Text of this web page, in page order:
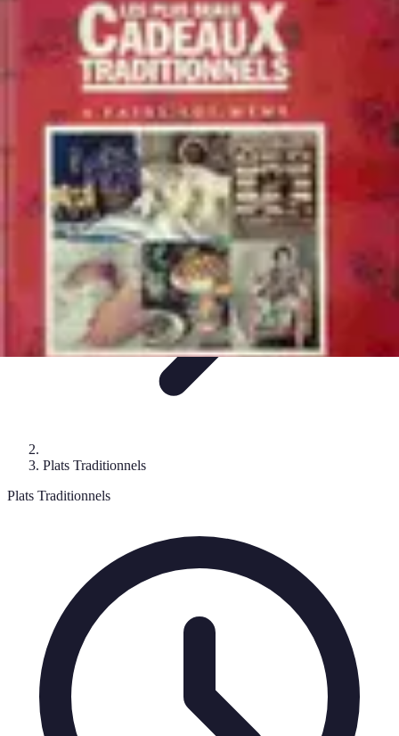
Plats Corses
Spécialités CorsesRecettes et Traditions Ingrédients
Culinaires
Culture
Plats Corses
Plats Traditionnels
Plats Traditionnels